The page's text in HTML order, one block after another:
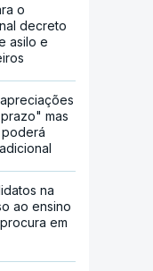
o
decreto
asilo e
mas
na
ao ensino
em